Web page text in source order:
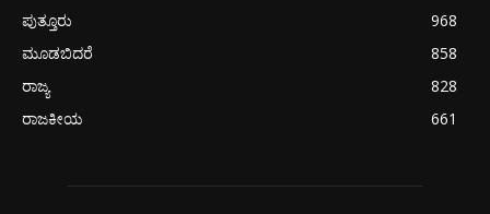
ಪುತ್ತೂರು
968
ಮೂಡಬಿದರೆ
858
ರಾಜ್ಯ
828
ರಾಜಕೀಯ
661